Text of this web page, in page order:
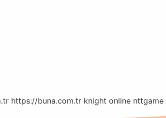
https://buna.com.tr knight online nttgame